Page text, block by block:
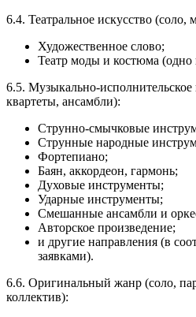
6.4. Театральное искусство
Художественное слово;
Театр моды и костюма (одно
6.5. Музыкально-исполнительское
квартеты, ансамбли):
Струнно-смычковые
Струнные народные
Фортепиано;
Баян, аккордеон, гармонь;
Духовые инструменты;
Ударные инструменты;
Смешанные ансамбли и
Авторское произведение;
и другие направления (в
заявками).
6.6. Оригинальный жанр (соло,
коллектив):